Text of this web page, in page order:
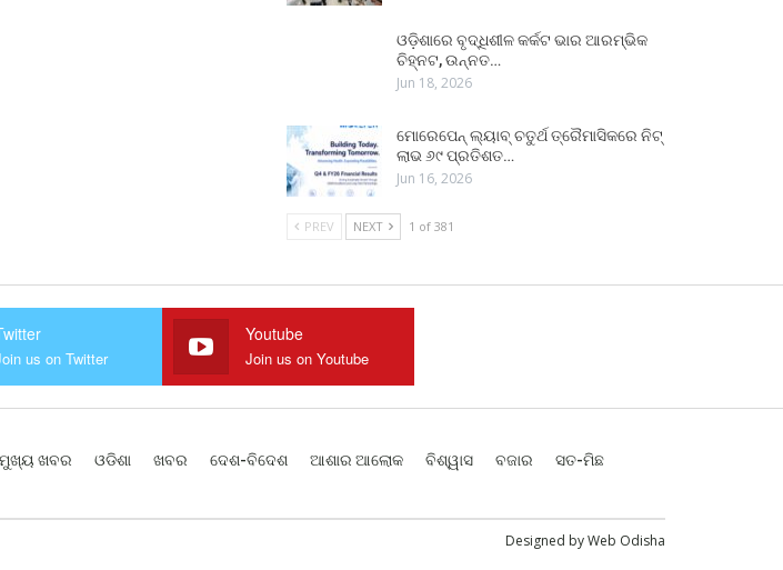
ଓଡ଼ିଶାରେ ବୃଦ୍ଧିଶୀଳ କର୍କଟ ଭାର ଆରମ୍ଭିକ
ଚିହ୍ନଟ, ଉନ୍ନତ…
Jun 18, 2026
ମୋରେପେନ୍ ଲ୍ୟାବ୍ ଚତୁର୍ଥ ତ୍ରୈମାସିକରେ ନିଟ୍
ଲାଭ ୬୯ ପ୍ରତିଶତ…
Jun 16, 2026
PREV NEXT 1 of 381
us on Twitter
Youtube
Join us on Youtube
ମୁଖ୍ୟ ଖବର ଓଡିଶା ଖବର ଦେଶ-ବିଦେଶ ଆଶାର ଆଲୋକ ବିଶ୍ୱାସ ବଜାର
ସତ-ମିଛ
Designed byWeb Odisha